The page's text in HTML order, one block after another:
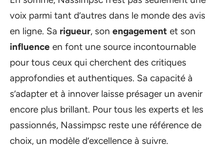
voix parmi tant d’autres dans le monde des avis
en ligne. Sa rigueur, son engagement et son
influence en font une source incontournable
pour tous ceux qui cherchent des critiques
approfondies et authentiques. Sa capacité à
s’adapter et à innover laisse présager un avenir
encore plus brillant. Pour tous les experts et les
passionnés, Nassimpsc reste une référence de
choix, un modèle d’excellence à suivre.